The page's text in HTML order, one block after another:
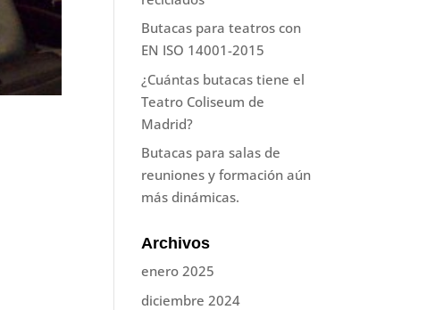
Butacas para teatros con
EN ISO 14001-2015
¿Cuántas butacas tiene el
Teatro Coliseum de
Madrid?
Butacas para salas de
reuniones y formación aún
más dinámicas.
Archivos
enero 2025
diciembre 2024